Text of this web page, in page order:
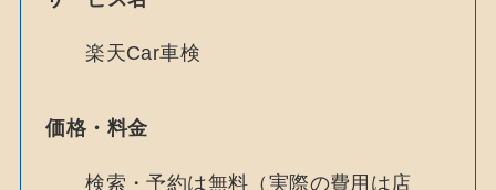
楽天Car車検
価格・料金
検索・予約は無料（実際の費用は店